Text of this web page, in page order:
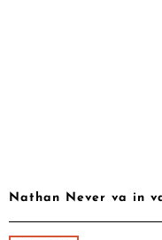
Nathan Never va in